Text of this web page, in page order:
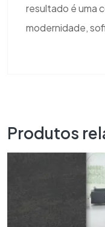
resultado é uma
modernidade,
Produtos